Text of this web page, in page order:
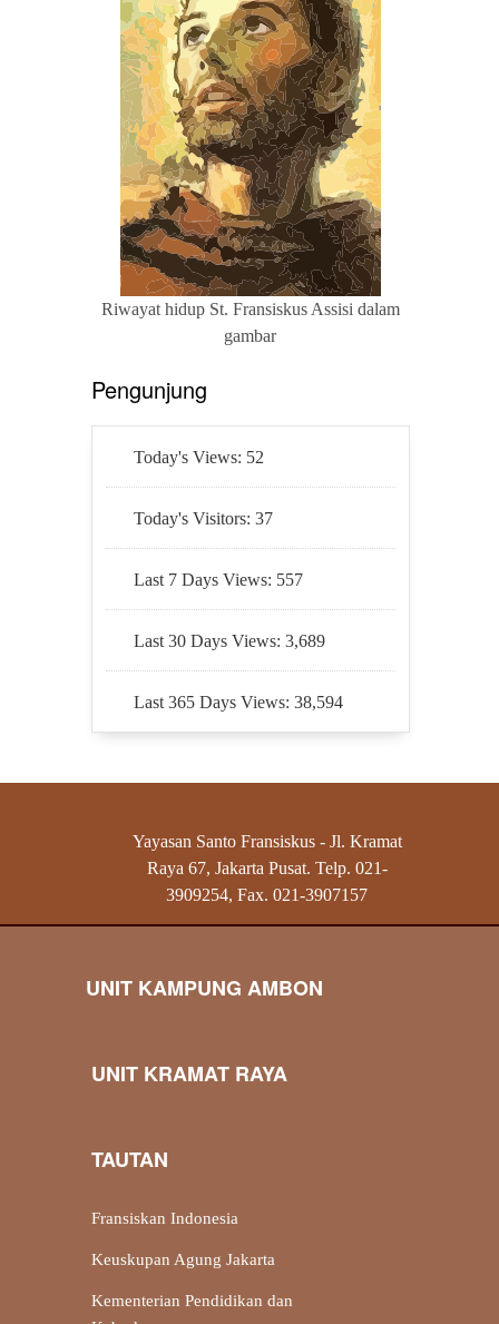
Riwayat hidup St. Fransiskus Assisi dalam
gambar
Pengunjung
Today's Views: 52
Today's Visitors: 37
Last 7 Days Views: 557
Last 30 Days Views: 3,689
Last 365 Days Views: 38,594
Yayasan Santo Fransiskus - Jl. Kramat
Raya 67, Jakarta Pusat. Telp. 021-
3909254, Fax. 021-3907157
UNIT KAMPUNG AMBON
UNIT KRAMAT RAYA
TAUTAN
Fransiskan Indonesia
Keuskupan Agung Jakarta
Kementerian Pendidikan dan